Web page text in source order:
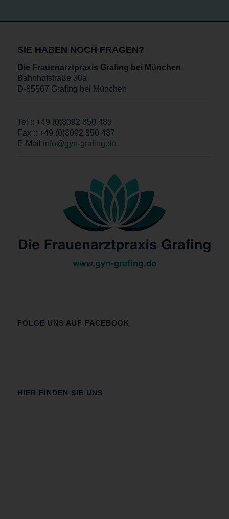
SIE HABEN NOCH FRAGEN?
Die Frauenarztpraxis Grafing bei München
Bahnhofstraße 30a
D-85567 Grafing bei München
Tel :: +49 (0)8092 850 485
Fax :: +49 (0)8092 850 487
E-Mail info@gyn-grafing.de
FOLGE UNS AUF FACEBOOK
HIER FINDEN SIE UNS